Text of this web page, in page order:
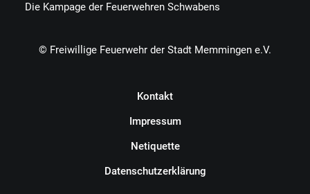
Die Kampage der Feuerwehren Schwabens
© Freiwillige Feuerwehr der Stadt Memmingen e.V.
Kontakt
Impressum
Netiquette
Datenschutzerklärung